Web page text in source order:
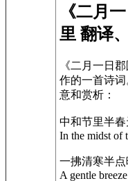
《二月
里 翻译
《二月一日
作的一首诗
意和赏析：
中和节里半春
In the midst of
一拂清寒半点
A gentle